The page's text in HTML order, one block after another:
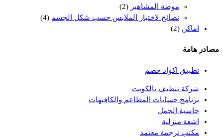
موضة المشاهير (2)
نصائح لاختيار الملابس حسب شكل الجسم (4)
اماكن (2)
مصادر هامة
تطبيق اكواد خصم
شركة تنظيف بالكويت
برنامج حسابات المطاعم والكافيهات
حاسبة الحمل
اشعة منزلية
مكتب ترجمة معتمد